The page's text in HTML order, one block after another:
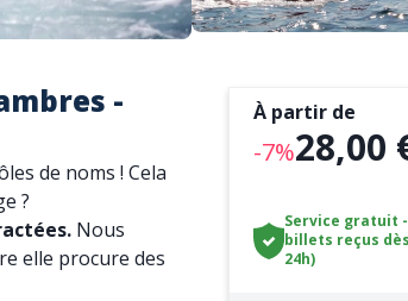
-
de noms ! Cela
?
Nous
elle procure des
À partir de
-7%28,00
Service gratuit
billets reçus
24h)